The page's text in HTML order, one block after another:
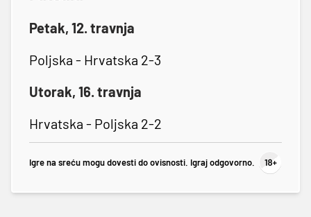
Petak, 12. travnja
Poljska - Hrvatska 2-3
Utorak, 16. travnja
Hrvatska - Poljska 2-2
Igre na sreću mogu dovesti do ovisnosti. Igraj odgovorno.